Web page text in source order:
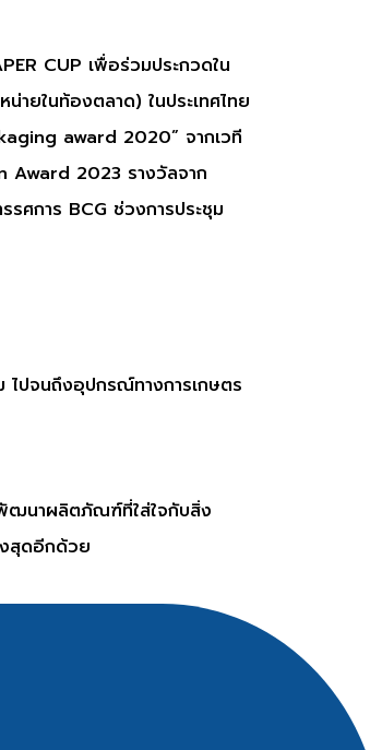
CUP เพื่อร่วมประกวดใน
ายในท้องตลาด) ในประเทศไทย
award 2020” จากเวที
Award 2023 รางวัลจาก
ศการ BCG ช่วงการประชุม
ไปจนถึงอุปกรณ์ทางการเกษตร
ฒนาผลิตภัณฑ์ที่ใส่ใจกับสิ่ง
สุดอีกด้วย